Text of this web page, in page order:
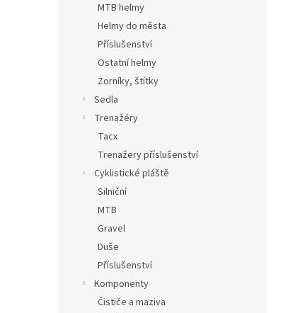
MTB helmy
Helmy do města
Příslušenství
Ostatní helmy
Zorníky, štítky
Sedla
Trenažéry
Tacx
Trenažery příslušenství
Cyklistické pláště
Silniční
MTB
Gravel
Duše
Příslušenství
Komponenty
Čističe a maziva